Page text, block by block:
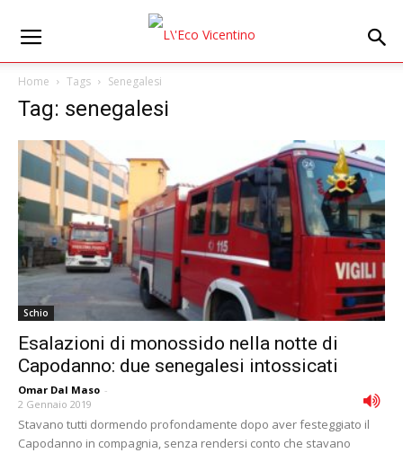
Home Tags Senegalesi
Tag: senegalesi
Schio
Esalazioni di monossido nella notte di
Capodanno: due senegalesi intossicati
Omar Dal Maso -
2 Gennaio 2019
Stavano tutti dormendo profondamente dopo aver festeggiato il
Capodanno in compagnia, senza rendersi conto che stavano